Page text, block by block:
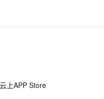
上APP Store